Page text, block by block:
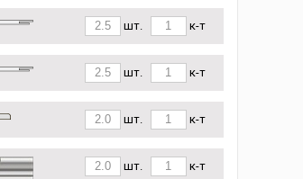
шт. к-т
шт. к-т
шт. к-т
шт. к-т